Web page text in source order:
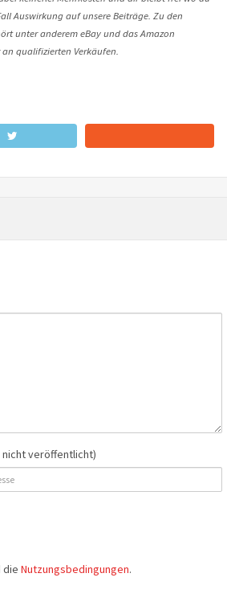
Auswirkung auf unsere Beiträge. Zu den
unter anderem eBay und das Amazon
qualifizierten Verkäufen.
nicht veröffentlicht)
die Nutzungsbedingungen.